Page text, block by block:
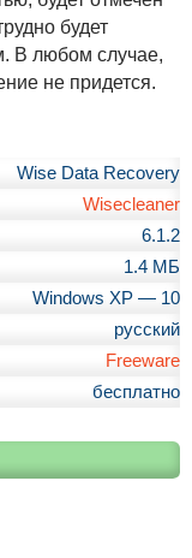
будет
В любом случае,
не придется.
Wise Data Recovery
Wisecleaner
6.1.2
1.4 МБ
Windows XP — 10
русский
Freeware
бесплатно